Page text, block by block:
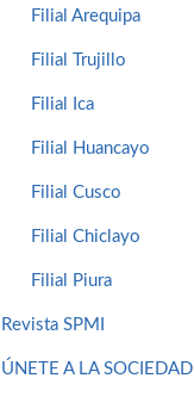
Filial Arequipa
Filial Trujillo
Filial Ica
Filial Huancayo
Filial Cusco
Filial Chiclayo
Filial Piura
Revista SPMI
ÚNETE A LA SOCIEDAD